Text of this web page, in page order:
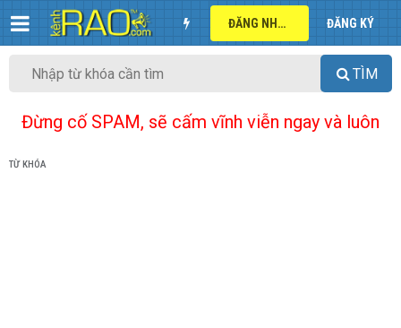
ĐĂNG NHẬP ĐĂNG KÝ
TÌM
Đừng cố SPAM, sẽ cấm vĩnh viễn ngay và luôn
TỪ KHÓA